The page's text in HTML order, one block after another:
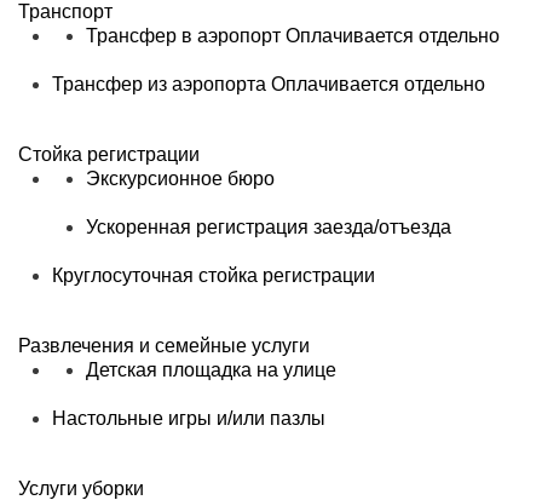
Транспорт
Трансфер в аэропорт Оплачивается отдельно
Трансфер из аэропорта Оплачивается отдельно
Стойка регистрации
Экскурсионное бюро
Ускоренная регистрация заезда/отъезда
Круглосуточная стойка регистрации
Развлечения и семейные услуги
Детская площадка на улице
Настольные игры и/или пазлы
Услуги уборки